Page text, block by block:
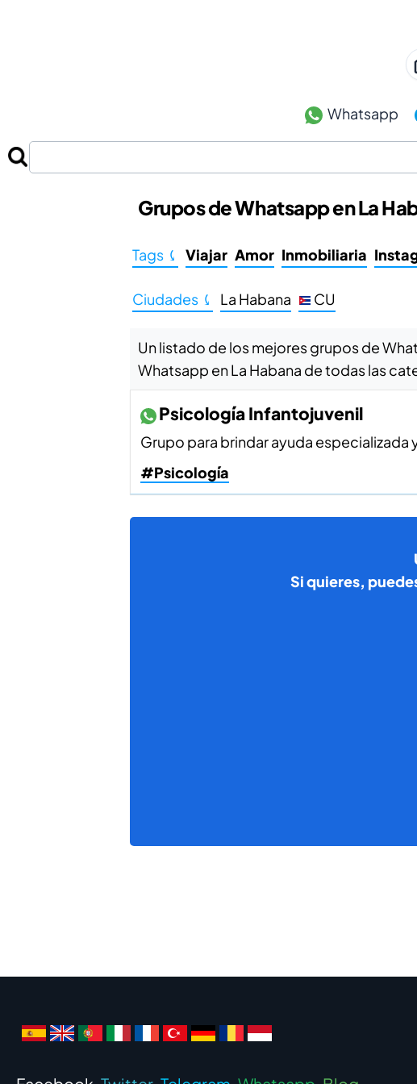
Whatsapp
Grupos de Whatsapp en La
Tags ⤹ Viajar Amor Inmobiliaria
Ciudades ⤹ La Habana CU
Un listado de los mejores grupos de
Whatsapp en La Habana de todas las
Psicologí­a Infantojuvenil
Grupo para brindar ayuda
#Psicología
Si quieres,